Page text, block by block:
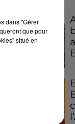
dans "Gérer
que pour
situé en